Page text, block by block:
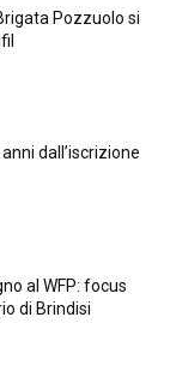
Pozzuolo si
dall’iscrizione
al WFP: focus
di Brindisi